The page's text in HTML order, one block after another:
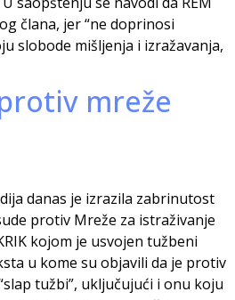
člana, jer “ne doprinosi
slobode mišljenja i izražavanja,
mreže
danas je izrazila zabrinutost
protiv Mreže za istraživanje
kojom je usvojen tužbeni
u kome su objavili da je protiv
tužbi”, uključujući i onu koju